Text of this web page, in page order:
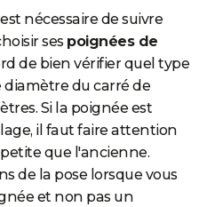
nécessaire de suivre
ses poignées de
de bien vérifier quel type
diamètre du carré de
Si la poignée est
il faut faire attention
que l'ancienne.
de la pose lorsque vous
et non pas un